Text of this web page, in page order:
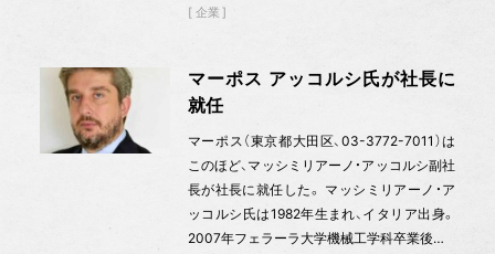
企業
マーポス アッコルシ氏が社長に
就任
マーポス（東京都大田区、03-3772-7011）は
このほど、マッシミリアーノ・アッコルシ副社
長が社長に就任した。 マッシミリアーノ・ア
ッコルシ氏は1982年生まれ、イタリア出身。
2007年フェラーラ大学機械工学科卒業後…